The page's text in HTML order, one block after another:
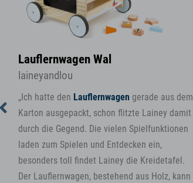
Lauflernwagen Wal
laineyandlou
„Ich hatte den Lauflernwagen gerade aus dem
Karton ausgepackt, schon flitzte Lainey damit
durch die Gegend. Die vielen Spielfunktionen
laden zum Spielen und Entdecken ein,
besonders toll findet Lainey die Kreidetafel.
Der Lauflernwagen, bestehend aus Holz, kann